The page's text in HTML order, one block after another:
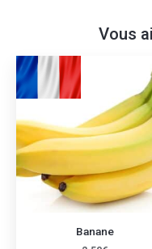
Vous
Banane